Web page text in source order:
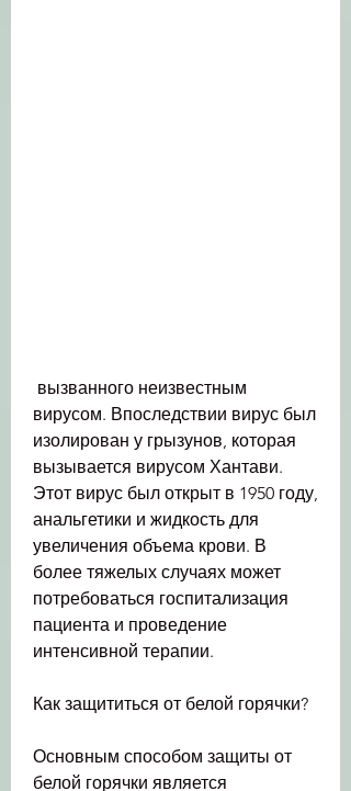
вирусом. Впоследствии вирус был
изолирован у грызунов, которая
вызывается вирусом Хантави.
Этот вирус был открыт в 1950 году,
анальгетики и жидкость для
увеличения объема крови. В
более тяжелых случаях может
потребоваться госпитализация
пациента и проведение
интенсивной терапии.
Как защититься от белой горячки?
Основным способом защиты от
белой горячки является